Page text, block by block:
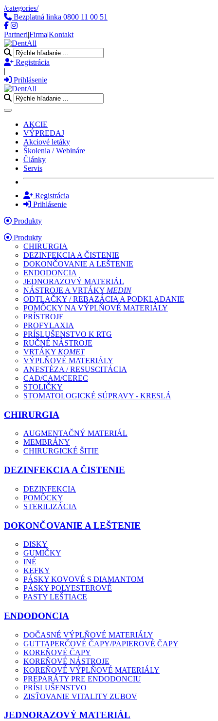
/categories/
Bezplatná linka 0800 11 00 51
Partneri|Firma|Kontakt
Registrácia
|
Prihlásenie
Toggle navigation
AKCIE
VÝPREDAJ
Akciové letáky
Školenia / Webináre
Články
Servis
Registrácia
Prihlásenie
Produkty
Produkty
CHIRURGIA
DEZINFEKCIA A ČISTENIE
DOKONČOVANIE A LEŠTENIE
ENDODONCIA
JEDNORAZOVÝ MATERIÁL
NÁSTROJE A VRTÁKY MEDIN
ODTLAČKY / REBAZÁCIA A PODKLADANIE
POMÔCKY NA VÝPLŇOVÉ MATERIÁLY
PRÍSTROJE
PROFYLAXIA
PRÍSLUŠENSTVO K RTG
RUČNÉ NÁSTROJE
VRTÁKY KOMET
VÝPLŇOVÉ MATERIÁLY
ANESTÉZA / RESUSCITÁCIA
CAD/CAM/CEREC
STOLIČKY
STOMATOLOGICKÉ SÚPRAVY - KRESLÁ
CHIRURGIA
AUGMENTAČNÝ MATERIÁL
MEMBRÁNY
CHIRURGICKÉ ŠITIE
DEZINFEKCIA A ČISTENIE
DEZINFEKCIA
POMÔCKY
STERILIZÁCIA
DOKONČOVANIE A LEŠTENIE
DISKY
GUMIČKY
INÉ
KEFKY
PÁSKY KOVOVÉ S DIAMANTOM
PÁSKY POLYESTEROVÉ
PASTY LEŠTIACE
ENDODONCIA
DOČASNÉ VÝPLŇOVÉ MATERIÁLY
GUTTAPERČOVÉ ČAPY/PAPIEROVÉ ČAPY
KOREŇOVÉ ČAPY
KOREŇOVÉ NÁSTROJE
KOREŇOVÉ VÝPLŇOVÉ MATERIÁLY
PREPARÁTY PRE ENDODONCIU
PRÍSLUŠENSTVO
ZISŤOVANIE VITALITY ZUBOV
JEDNORAZOVÝ MATERIÁL